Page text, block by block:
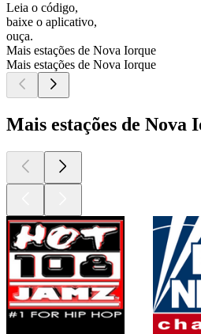
Leia o código,
baixe o aplicativo,
ouça.
Mais estações de Nova Iorque
Mais estações de Nova Iorque
Mais estações de Nova